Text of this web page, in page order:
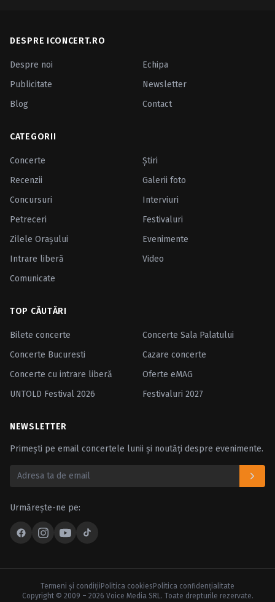
DESPRE ICONCERT.RO
Despre noi
Echipa
Publicitate
Newsletter
Blog
Contact
CATEGORII
Concerte
Ştiri
Recenzii
Galerii foto
Concursuri
Interviuri
Petreceri
Festivaluri
Zilele Oraşului
Evenimente
Intrare liberă
Video
Comunicate
TOP CĂUTĂRI
Bilete concerte
Concerte Sala Palatului
Concerte Bucuresti
Cazare concerte
Concerte cu intrare liberă
Oferte eMAG
UNTOLD Festival 2026
Festivaluri 2027
NEWSLETTER
Primești pe email concertele lunii și noutăți despre evenimente.
Urmărește-ne pe:
Termeni şi condiţii Politica cookies Politica confidenţialitate
Copyright © 2009 – 2026 Voice Media SRL. Toate drepturile rezervate.